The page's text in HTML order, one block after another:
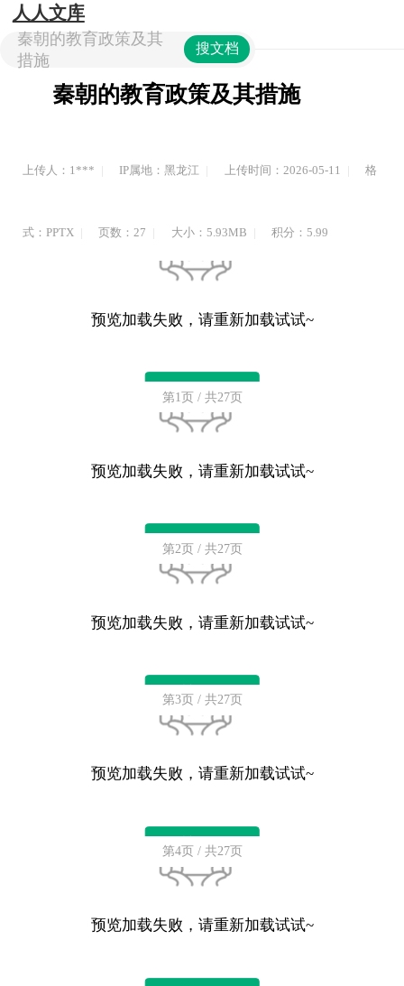
人人文库
秦朝的教育政策及其
措施
搜文档
秦朝的教育政策及其措施
上传人：1*** IP属地：黑龙江 上传时间：2026-05-11 格
式：PPTX 页数：27 大小：5.93MB 积分：5.99
预览加载失败，请重新加载试试~
重新加载
第1页 / 共27页
预览加载失败，请重新加载试试~
重新加载
第2页 / 共27页
预览加载失败，请重新加载试试~
重新加载
第3页 / 共27页
预览加载失败，请重新加载试试~
重新加载
第4页 / 共27页
预览加载失败，请重新加载试试~